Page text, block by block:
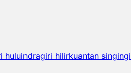
huluindragiri hilirkuantan singingi